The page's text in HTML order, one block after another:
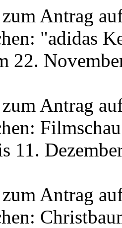
Antrag
"adidas
22.
Antrag
11.
Antrag